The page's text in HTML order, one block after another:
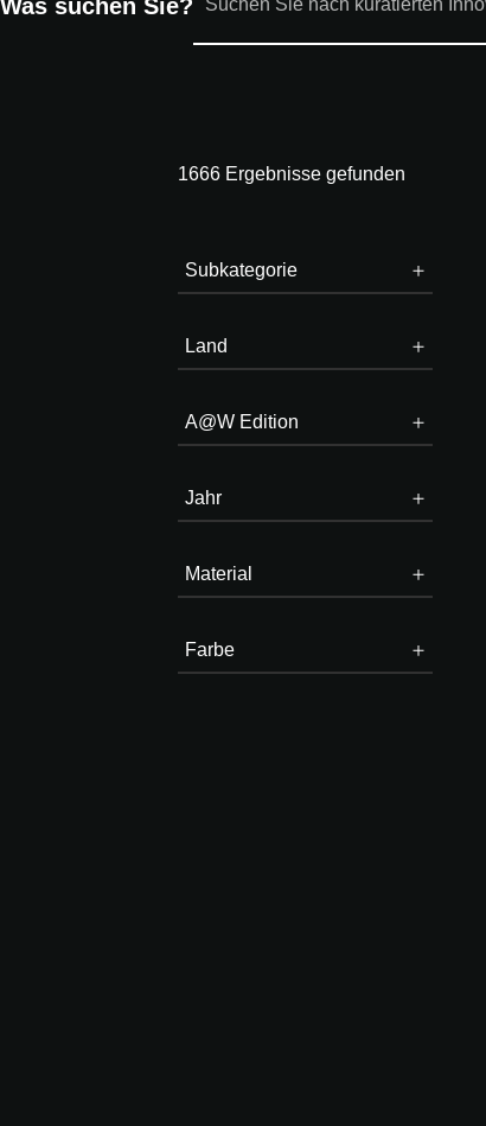
Was suchen Sie?
1666 Ergebnisse gefunden
Subkategorie
Land
A@W Edition
Jahr
Material
Farbe